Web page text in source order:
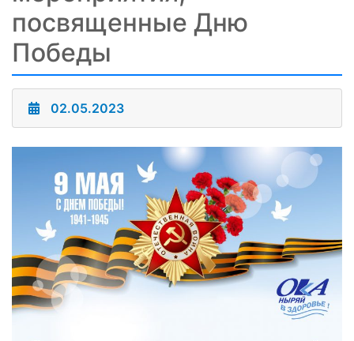
посвященные Дню
Победы
02.05.2023